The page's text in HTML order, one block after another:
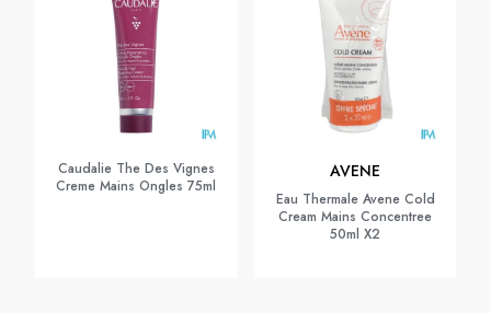
Caudalie The Des Vignes
Creme Mains Ongles 75ml
AVENE
Eau Thermale Avene Cold
Cream Mains Concentree
50ml X2